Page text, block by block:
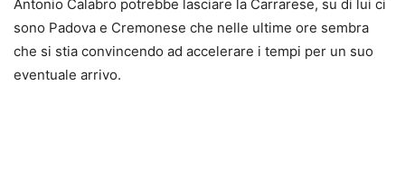
Antonio Calabro potrebbe lasciare la Carrarese, su di lui ci
sono Padova e Cremonese che nelle ultime ore sembra
che si stia convincendo ad accelerare i tempi per un suo
eventuale arrivo.